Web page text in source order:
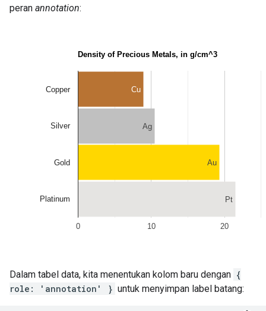
peran annotation:
Dalam tabel data, kita menentukan kolom baru dengan {
role: 'annotation' } untuk menyimpan label batang: